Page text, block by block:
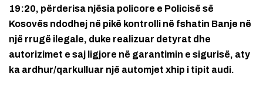
19:20, përderisa njësia policore e Policisë së
Kosovës ndodhej në pikë kontrolli në fshatin Banje në
një rrugë ilegale, duke realizuar detyrat dhe
autorizimet e saj ligjore në garantimin e sigurisë, aty
ka ardhur/qarkulluar një automjet xhip i tipit audi.